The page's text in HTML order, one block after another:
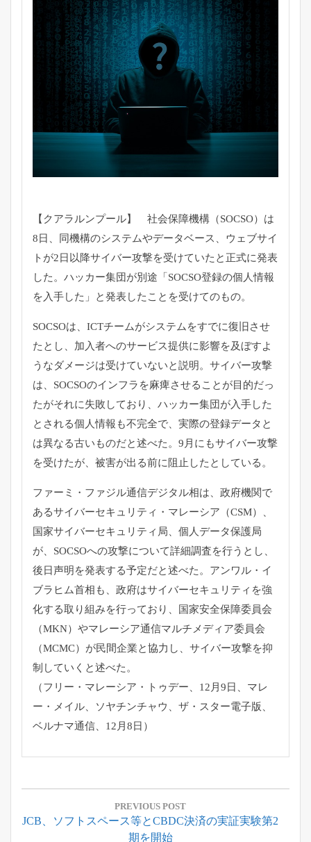
【クアラルンプール】 社会保障機構（SOCSO）は
8日、同機構のシステムやデータベース、ウェブサイ
トが2日以降サイバー攻撃を受けていたと正式に発表
した。ハッカー集団が別途「SOCSO登録の個人情報
を入手した」と発表したことを受けてのもの。
SOCSOは、ICTチームがシステムをすでに復旧させ
たとし、加入者へのサービス提供に影響を及ぼすよ
うなダメージは受けていないと説明。サイバー攻撃
は、SOCSOのインフラを麻痺させることが目的だっ
たがそれに失敗しており、ハッカー集団が入手した
とされる個人情報も不完全で、実際の登録データと
は異なる古いものだと述べた。9月にもサイバー攻撃
を受けたが、被害が出る前に阻止したとしている。
ファーミ・ファジル通信デジタル相は、政府機関で
あるサイバーセキュリティ・マレーシア（CSM）、
国家サイバーセキュリティ局、個人データ保護局
が、SOCSOへの攻撃について詳細調査を行うとし、
後日声明を発表する予定だと述べた。アンワル・イ
ブラヒム首相も、政府はサイバーセキュリティを強
化する取り組みを行っており、国家安全保障委員会
（MKN）やマレーシア通信マルチメディア委員会
（MCMC）が民間企業と協力し、サイバー攻撃を抑
制していくと述べた。
（フリー・マレーシア・トゥデー、12月9日、マレ
ー・メイル、ソヤチンチャウ、ザ・スター電子版、
ベルナマ通信、12月8日）
投
ナ
PREVIOUS POST
Previous
JCB、ソフトスペース等とCBDC決済の実証実験第2
期を開始